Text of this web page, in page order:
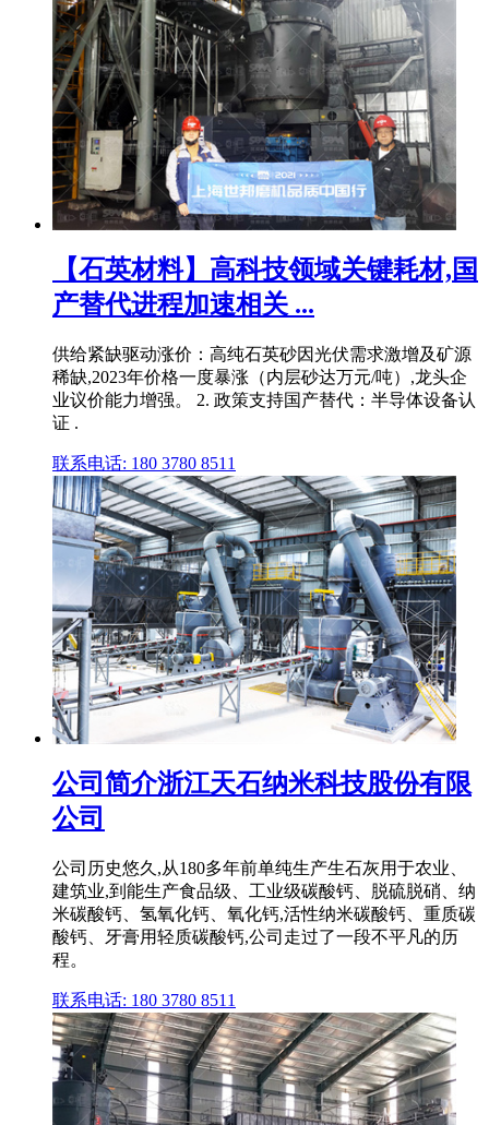
【石英材料】高科技领域关键耗材,国
产替代进程加速相关 ...
供给紧缺驱动涨价：高纯石英砂因光伏需求激增及矿源
稀缺,2023年价格一度暴涨（内层砂达万元/吨）,龙头企
业议价能力增强。 2. 政策支持国产替代：半导体设备认
证 .
联系电话: 180 3780 8511
公司简介浙江天石纳米科技股份有限
公司
公司历史悠久,从180多年前单纯生产生石灰用于农业、
建筑业,到能生产食品级、工业级碳酸钙、脱硫脱硝、纳
米碳酸钙、氢氧化钙、氧化钙,活性纳米碳酸钙、重质碳
酸钙、牙膏用轻质碳酸钙,公司走过了一段不平凡的历
程。
联系电话: 180 3780 8511